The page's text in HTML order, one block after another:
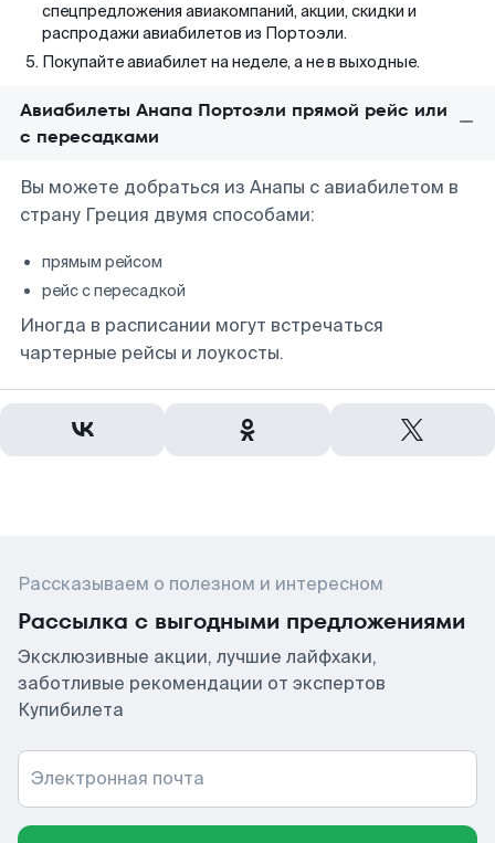
спецпредложения авиакомпаний, акции, скидки и
распродажи авиабилетов из Портоэли.
Покупайте авиабилет на неделе, а не в выходные.
Авиабилеты Анапа Портоэли прямой рейс или
с пересадками
Вы можете добраться из Анапы с авиабилетом в
страну Греция двумя способами:
прямым рейсом
рейс с пересадкой
Иногда в расписании могут встречаться
чартерные рейсы и лоукосты.
Рассказываем о полезном и интересном
Рассылка с выгодными предложениями
Эксклюзивные акции, лучшие лайфхаки,
заботливые рекомендации от экспертов
Купибилета
Электронная почта